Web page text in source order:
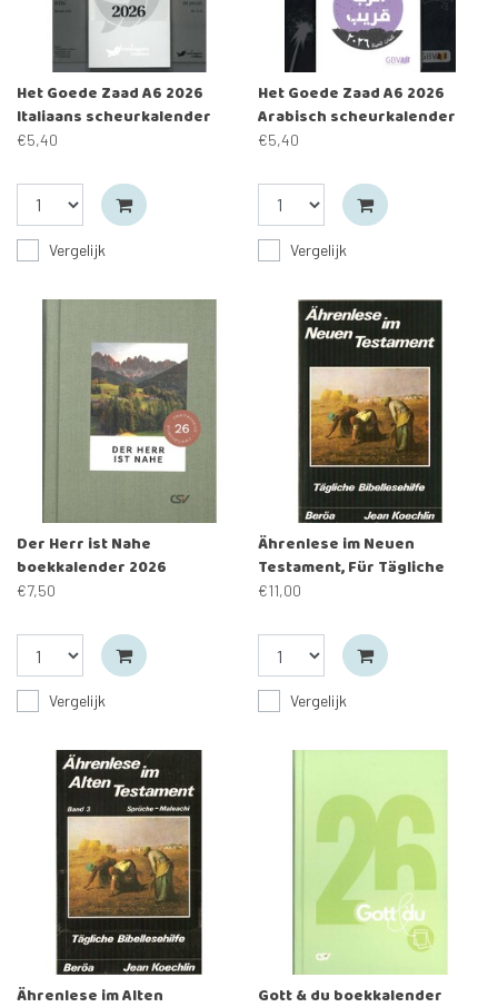
Het Goede Zaad A6 2026
Italiaans scheurkalender
€5,40
Vergelijk
Het Goede Zaad A6 2026
Arabisch scheurkalender
€5,40
Vergelijk
Der Herr ist Nahe
boekkalender 2026
€7,50
Vergelijk
Ährenlese im Neuen
Testament, Für Tägliche
Bibellesehilfe
€11,00
Vergelijk
Ährenlese im Alten
Gott & du boekkalender